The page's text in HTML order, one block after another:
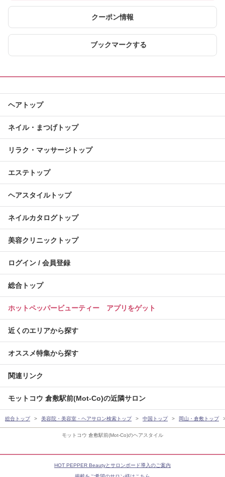
モットコウ 倉敷駅前(Mot-Co)のヘアスタイル
クーポン情報
ブックマークする
ヘアトップ
ネイル・まつげトップ
リラク・マッサージトップ
エステトップ
ヘアスタイルトップ
ネイルカタログトップ
美容クリニックトップ
ログイン / 会員登録
総合トップ
ホットペッパービューティー アプリをゲット
近くのエリアから探す
オススメ特集から探す
関連リンク
モットコウ 倉敷駅前(Mot-Co)の近隣サロン
総合トップ 美容院・美容室・ヘアサロン検索トップ 中国トップ 岡山・倉敷トップ
HOT PEPPER Beautyとサロンボード導入のご案内